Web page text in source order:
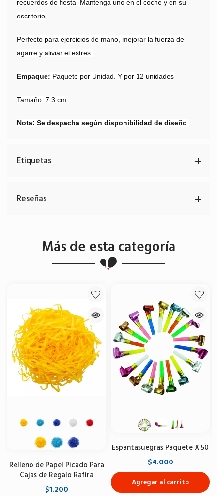
recuerdos de fiesta. Mantenga uno en el coche y en su
escritorio.
Perfecto para ejercicios de mano, mejorar la fuerza de
agarre y aliviar el estrés.
Empaque: Paquete por Unidad. Y por 12 unidades
Tamaño: 7.3 cm
Nota: Se despacha según disponibilidad de diseño
Etiquetas
Reseñas
Más de esta categoría
Relleno de Papel Picado Para
Cajas de Regalo Rafira
$1.200
Espantasuegras Paquete X 50
$4.000
Agregar al carrito